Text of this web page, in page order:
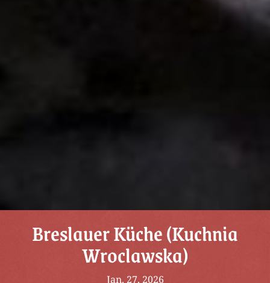
Breslauer Küche (Kuchnia
Wroclawska)
Jan. 27, 2026